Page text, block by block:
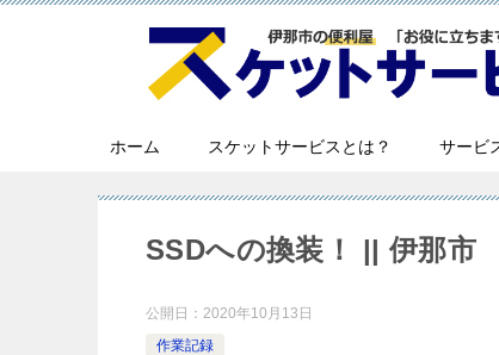
ホーム スケットサービスとは？ サービ
SSDへの換装！ || 伊那市
公開日： 2020年10月13日
作業記録